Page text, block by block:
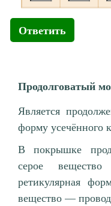
Ответить
Продолговатый
Является
форму усечённого
В покрышке
серое
ретикулярная
вещество —